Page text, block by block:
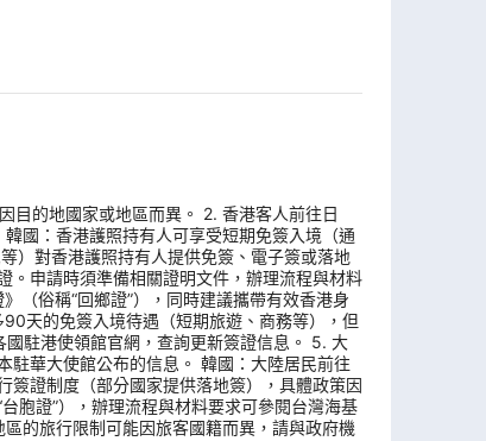
目的地國家或地區而異。 2. 香港客人前往日
國：香港護照持有人可享受短期免簽入境（通
）對香港護照持有人提供免簽、電子簽或落地
。申請時須準備相關證明文件，辦理流程與材料
（俗稱“回鄉證”），同時建議攜帶有效香港身
天的免簽入境待遇（短期旅遊、商務等），但
駐港使領館官網，查詢更新簽證信息。 5. 大
駐華大使館公布的信息。 韓國：大陸居民前往
簽證制度（部分國家提供落地簽），具體政策因
胞證”），辦理流程與材料要求可參閱台灣海基
的旅行限制可能因旅客國籍而異，請與政府機